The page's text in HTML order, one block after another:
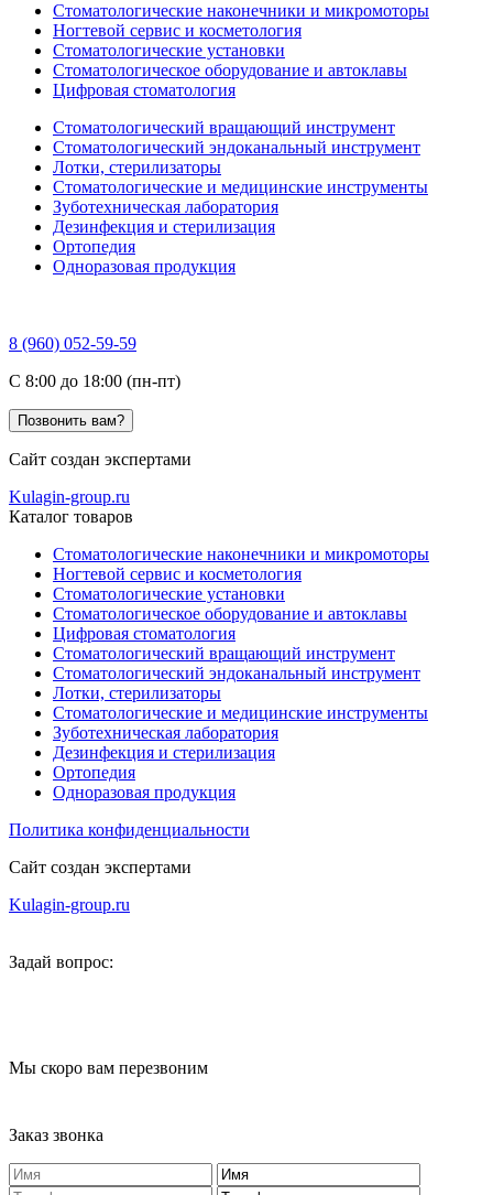
Стоматологические наконечники и микромоторы
Ногтевой сервис и косметология
Стоматологические установки
Стоматологическое оборудование и автоклавы
Цифровая стоматология
Стоматологический вращающий инструмент
Стоматологический эндоканальный инструмент
Лотки, стерилизаторы
Стоматологические и медицинские инструменты
Зуботехническая лаборатория
Дезинфекция и стерилизация
Ортопедия
Одноразовая продукция
8 (960) 052-59-59
C 8:00 до 18:00 (пн-пт)
Позвонить вам?
Сайт создан экспертами
Kulagin-group.ru
Каталог товаров
Стоматологические наконечники и микромоторы
Ногтевой сервис и косметология
Стоматологические установки
Стоматологическое оборудование и автоклавы
Цифровая стоматология
Стоматологический вращающий инструмент
Стоматологический эндоканальный инструмент
Лотки, стерилизаторы
Стоматологические и медицинские инструменты
Зуботехническая лаборатория
Дезинфекция и стерилизация
Ортопедия
Одноразовая продукция
Политика конфиденциальности
Сайт создан экспертами
Kulagin-group.ru
Задай вопрос:
Мы скоро вам перезвоним
Заказ звонка